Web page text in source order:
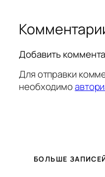
Добавить
Для отправки
необходимо
БОЛЬШЕ